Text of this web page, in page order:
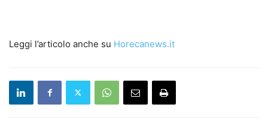
Leggi l’articolo anche su Horecanews.it